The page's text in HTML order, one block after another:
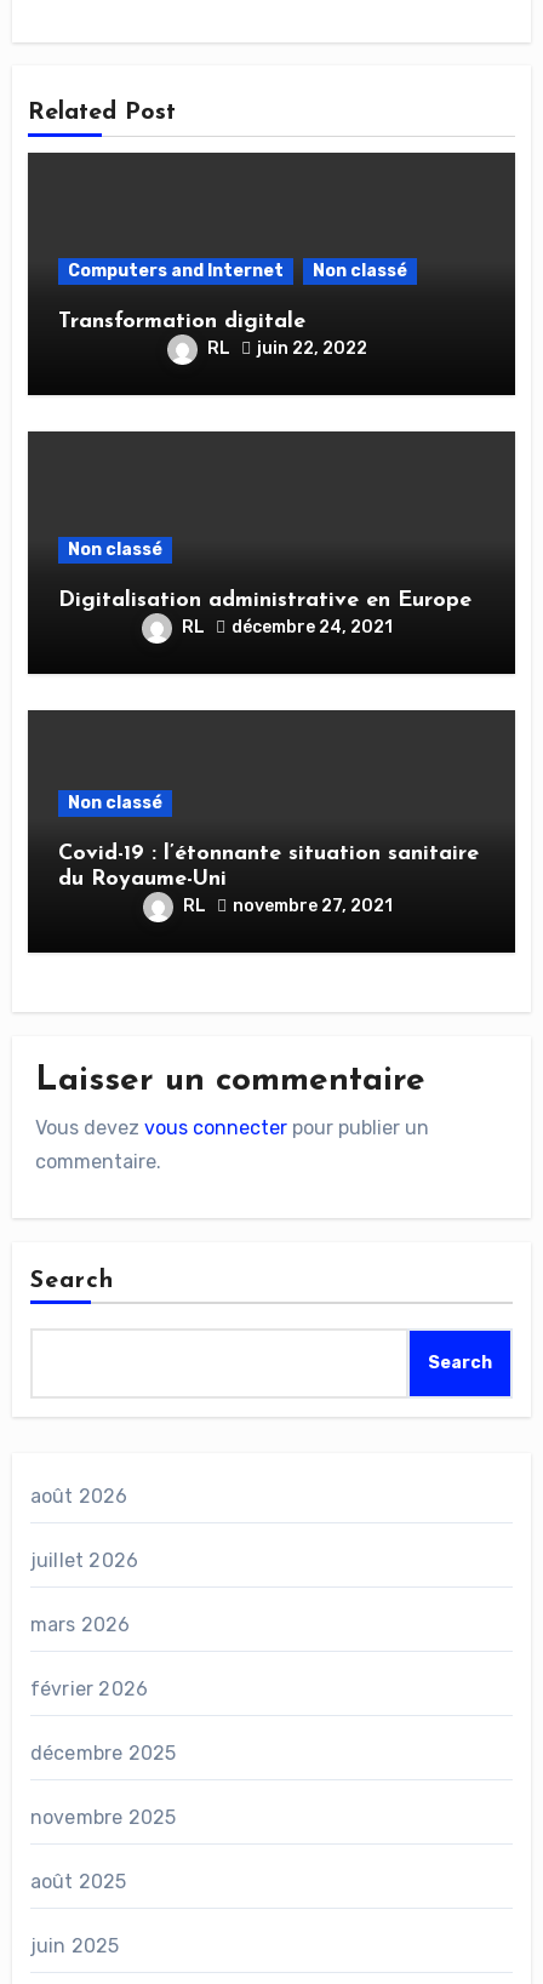
Related Post
Computers and Internet Non classé
Transformation digitale
RL juin 22, 2022
Non classé
Digitalisation administrative en Europe
RL décembre 24, 2021
Non classé
Covid-19 : l’étonnante situation sanitaire
du Royaume-Uni
RL novembre 27, 2021
Laisser un commentaire
Vous devezvous connecter pour publier un
commentaire.
Search
Search
août 2026
juillet 2026
mars 2026
février 2026
décembre 2025
novembre 2025
août 2025
juin 2025